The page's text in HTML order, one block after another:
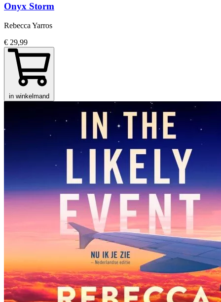
Onyx Storm
Rebecca Yarros
€ 29,99
in winkelmand